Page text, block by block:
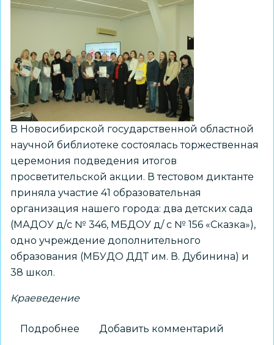
В Новосибирской государственной областной
научной библиотеке состоялась торжественная
церемония подведения итогов
просветительской акции. В тестовом диктанте
приняла участие 41 образовательная
организация нашего города: два детских сада
(МАДОУ д/с № 346, МБДОУ д/ с № 156 «Сказка»),
одно учреждение дополнительного
образования (МБУДО ДДТ им. В. Дубинина) и
38 школ.
Краеведение
Подробнее Добавить комментарий